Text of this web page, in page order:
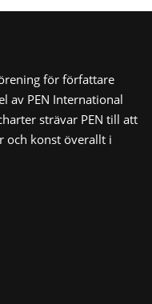
för författare
av PEN International
strävar PEN till att
konst överallt i